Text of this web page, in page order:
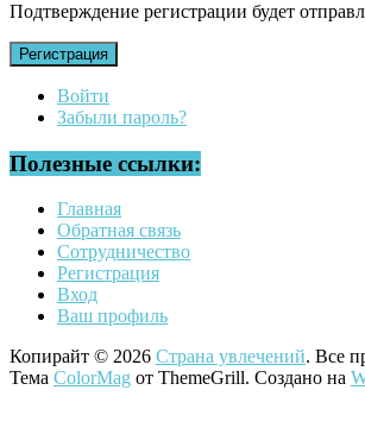
Подтверждение регистрации будет
Регистрация
Войти
Забыли пароль?
Полезные ссылки:
Главная
Обратная связь
Сотрудничество
Регистрация
Вход
Ваш профиль
Копирайт © 2026 Страна увлечений. Все
Тема ColorMag от ThemeGrill. Создано на